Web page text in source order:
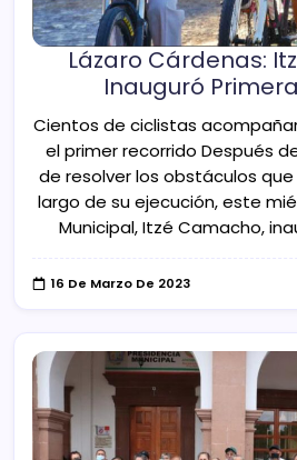
Lázaro Cárdenas:
Inauguró
Cientos de ciclistas
el primer recorrido Después
de resolver los obstáculos
largo de su ejecución, este
Municipal, Itzé Camacho,
16 De Marzo De 2023